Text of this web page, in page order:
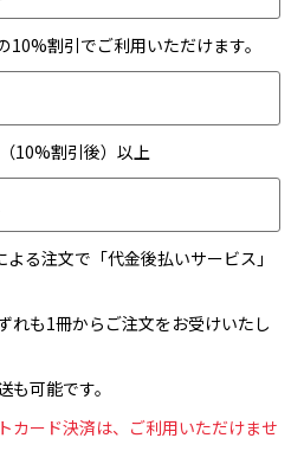
10%割引でご利用いただけます。
10%割引後）以上
る注文で「代金後払いサービス」
れも1冊からご注文をお受けいたし
可能です。
カード決済は、ご利用いただけませ